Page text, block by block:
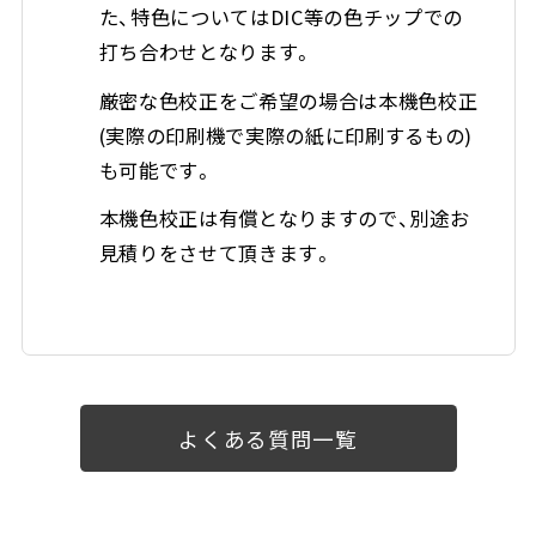
た、特色についてはDIC等の色チップでの
打ち合わせとなります。
厳密な色校正をご希望の場合は本機色校正
(実際の印刷機で実際の紙に印刷するもの)
も可能です。
本機色校正は有償となりますので、別途お
見積りをさせて頂きます。
よくある質問一覧